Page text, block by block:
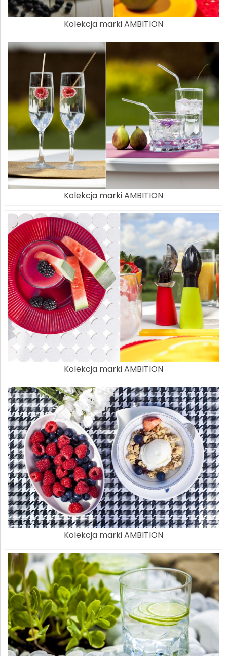
Kolekcja marki AMBITION
Kolekcja marki AMBITION
Kolekcja marki AMBITION
Kolekcja marki AMBITION